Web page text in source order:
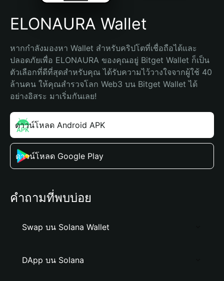
ELONAURA Wallet
หากกำลังมองหา Wallet สำหรับคริปโตที่เชื่อถือได้และ
ปลอดภัยเพื่อ ELONAURA ของคุณอยู่ Bitget Wallet ก็เป็น
ตัวเลือกที่ดีที่สุดสำหรับคุณ ได้รับความไว้วางใจจากผู้ใช้ 40
ล้านคน ให้คุณสำรวจโลก Web3 บน Bitget Wallet ได้
อย่างอิสระ มาเริ่มกันเลย!
ดาวน์โหลด Android APK
ดาวน์โหลด Google Play
คำถามที่พบบ่อย
Swap บน Solana Wallet
DApp บน Solana